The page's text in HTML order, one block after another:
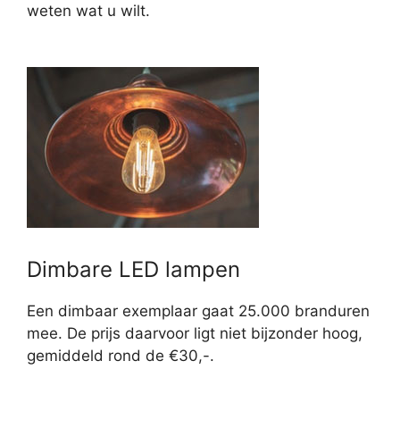
weten wat u wilt.
Dimbare LED lampen
Een dimbaar exemplaar gaat 25.000 branduren
mee. De prijs daarvoor ligt niet bijzonder hoog,
gemiddeld rond de €30,-.